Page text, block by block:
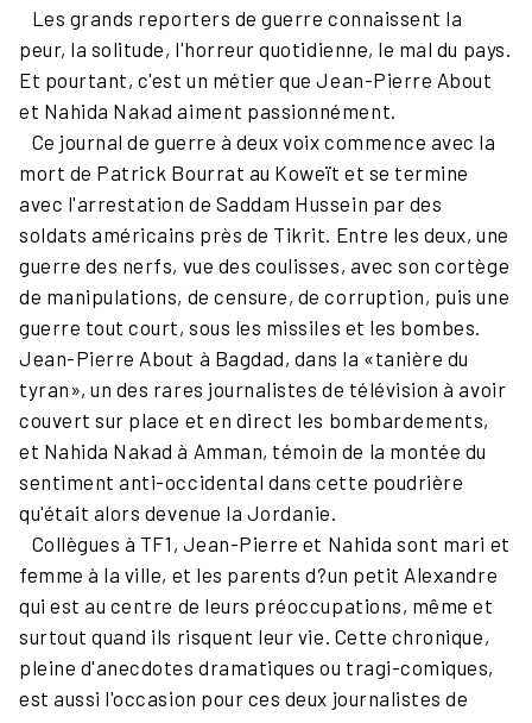
Les grands reporters de guerre connaissent la
peur, la solitude, l'horreur quotidienne, le mal du pays.
Et pourtant, c'est un métier que Jean-Pierre About
et Nahida Nakad aiment passionnément.
Ce journal de guerre à deux voix commence avec la
mort de Patrick Bourrat au Koweït et se termine
avec l'arrestation de Saddam Hussein par des
soldats américains près de Tikrit. Entre les deux, une
guerre des nerfs, vue des coulisses, avec son cortège
de manipulations, de censure, de corruption, puis une
guerre tout court, sous les missiles et les bombes.
Jean-Pierre About à Bagdad, dans la «tanière du
tyran», un des rares journalistes de télévision à avoir
couvert sur place et en direct les bombardements,
et Nahida Nakad à Amman, témoin de la montée du
sentiment anti-occidental dans cette poudrière
qu'était alors devenue la Jordanie.
Collègues à TF1, Jean-Pierre et Nahida sont mari et
femme à la ville, et les parents d?un petit Alexandre
qui est au centre de leurs préoccupations, même et
surtout quand ils risquent leur vie. Cette chronique,
pleine d'anecdotes dramatiques ou tragi-comiques,
est aussi l'occasion pour ces deux journalistes de